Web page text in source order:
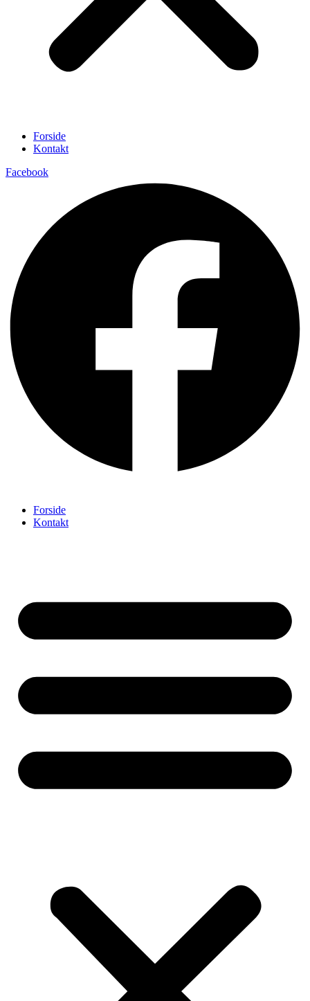
Forside
Kontakt
Facebook
Forside
Kontakt